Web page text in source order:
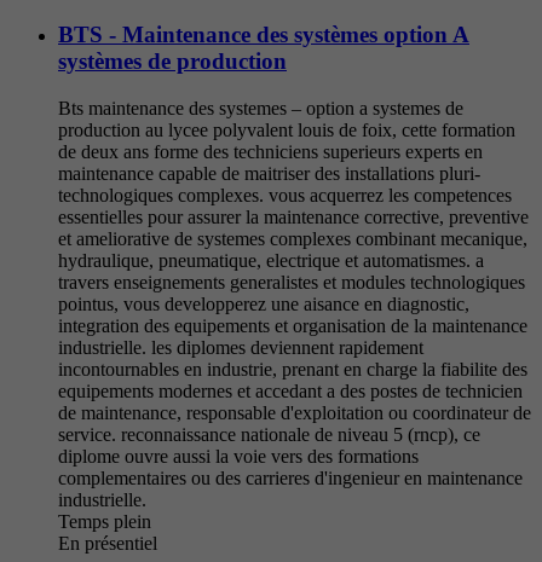
BTS - Maintenance des systèmes option A
systèmes de production
Bts maintenance des systemes – option a systemes de
production au lycee polyvalent louis de foix, cette formation
de deux ans forme des techniciens superieurs experts en
maintenance capable de maitriser des installations pluri-
technologiques complexes. vous acquerrez les competences
essentielles pour assurer la maintenance corrective, preventive
et ameliorative de systemes complexes combinant mecanique,
hydraulique, pneumatique, electrique et automatismes. a
travers enseignements generalistes et modules technologiques
pointus, vous developperez une aisance en diagnostic,
integration des equipements et organisation de la maintenance
industrielle. les diplomes deviennent rapidement
incontournables en industrie, prenant en charge la fiabilite des
equipements modernes et accedant a des postes de technicien
de maintenance, responsable d'exploitation ou coordinateur de
service. reconnaissance nationale de niveau 5 (rncp), ce
diplome ouvre aussi la voie vers des formations
complementaires ou des carrieres d'ingenieur en maintenance
industrielle.
Temps plein
En présentiel